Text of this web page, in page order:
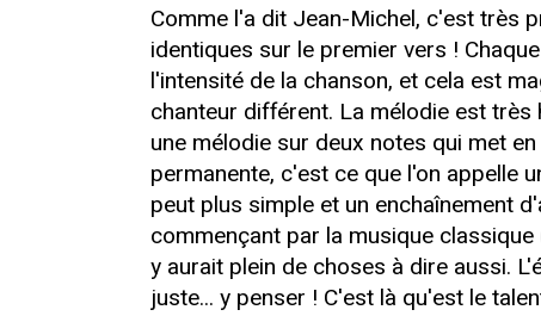
Comme l'a dit Jean-Michel, c'est très
identiques sur le premier vers !
l'intensité de la chanson, et cela est
chanteur différent. La mélodie est
une mélodie sur deux notes qui met
permanente, c'est ce que l'on appelle
peut plus simple et un enchaînement
commençant par la musique
y aurait plein de choses à dire aussi.
juste... y penser ! C'est là qu'est le